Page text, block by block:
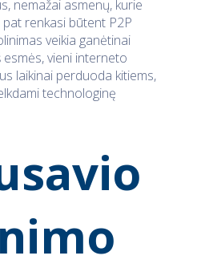
nemažai asmenų, kurie
renkasi būtent P2P
veikia ganėtinai
vieni interneto
laikinai perduoda kitiems,
technologinę